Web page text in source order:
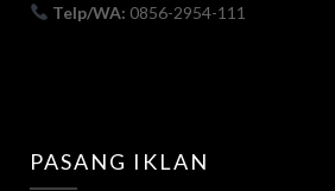
Telp/WA: 0856-2954-111
PASANG IKLAN